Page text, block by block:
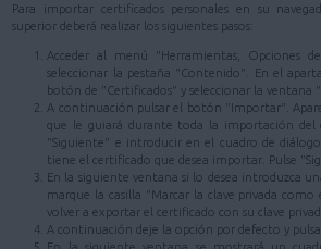
Para importar certificados personales en su
superior deberá realizar los siguientes pasos:
Acceder al menú "Herramientas, Opciones
seleccionar la pestaña "Contenido". En el
botón de "Certificados" y seleccionar la ventana
A continuación pulsar el botón "Importar".
que le guiará durante toda la importación del
"Siguiente" e introducir en el cuadro de
tiene el certificado que desea importar. Pulse
En la siguiente ventana si lo desea introduzca
marque la casilla "Marcar la clave privada
volver a exportar el certificado con su clave
A continuación deje la opción por defecto y